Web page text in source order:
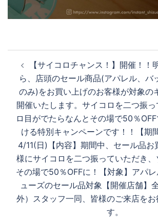
ビ
ゲ
シ
ョ
ン
【サイコロチャンス！】開催！
ら、店頭のセール商品(アパレル、バ
のみ)をお買い上げのお客様が対象の
開催いたします。サイコロを二つ振
ロ目がでたらなんとその場で50％
ける特別キャンペーンです！！【期
4/11(日)【内容】期間中、セール品お
様にサイコロを二つ振っていただき
その場で50％OFFに！【対象】アパ
ューズのセール品対象【開催店舗】
外）スタッフ一同、皆様のご来店をお
す。